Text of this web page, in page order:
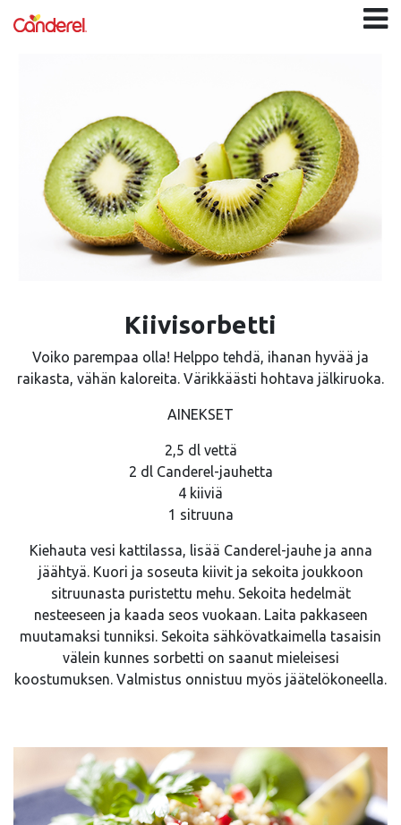
Kiivisorbetti
Voiko parempaa olla! Helppo tehdä, ihanan hyvää ja
raikasta, vähän kaloreita. Värikkäästi hohtava jälkiruoka.
AINEKSET
2,5 dl vettä
2 dl Canderel-jauhetta
4 kiiviä
1 sitruuna
Kiehauta vesi kattilassa, lisää Canderel-jauhe ja anna
jäähtyä. Kuori ja soseuta kiivit ja sekoita joukkoon
sitruunasta puristettu mehu. Sekoita hedelmät
nesteeseen ja kaada seos vuokaan. Laita pakkaseen
muutamaksi tunniksi. Sekoita sähkövatkaimella tasaisin
välein kunnes sorbetti on saanut mieleisesi
koostumuksen. Valmistus onnistuu myös jäätelökoneella.